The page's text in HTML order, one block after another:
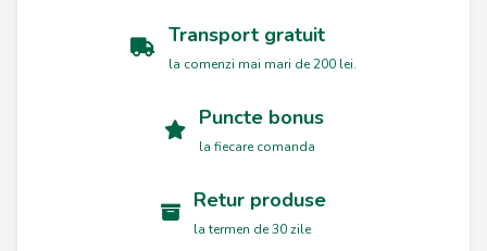
Transport gratuit
la comenzi mai mari de 200 lei.
Puncte bonus
la fiecare comanda
Retur produse
la termen de 30 zile